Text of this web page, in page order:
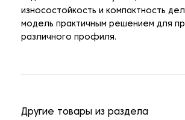
износостойкость и компактность
модель практичным решением для
различного профиля.
Другие товары из раздела